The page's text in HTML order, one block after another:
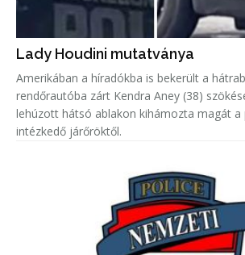
Lady Houdini mutatványa
Amerikában a híradókba is bekerült a
rendőrautóba zárt Kendra Aney (38)
lehúzott hátsó ablakon kihámozta magát a
intézkedő járőröktől.